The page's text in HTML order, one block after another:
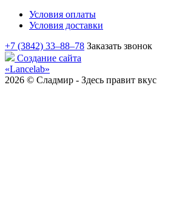
Условия оплаты
Условия доставки
+7 (3842) 33‒88‒78 Заказать звонок
Создание сайта
«Lancelab»
2026 © Сладмир - Здесь правит вкус